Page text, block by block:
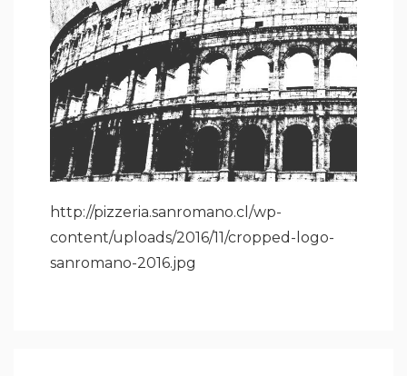
http://pizzeria.sanromano.cl/wp-
content/uploads/2016/11/cropped-logo-
sanromano-2016.jpg